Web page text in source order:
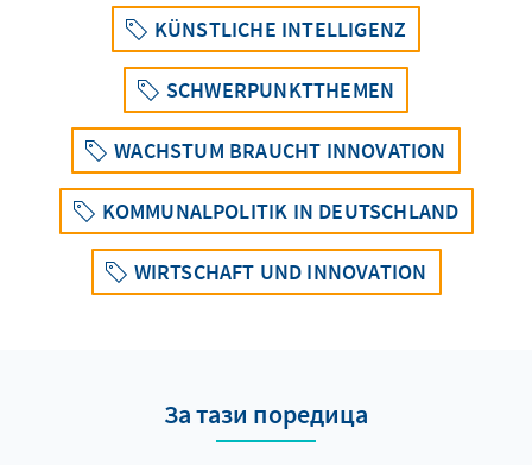
KÜNSTLICHE INTELLIGENZ
SCHWERPUNKTTHEMEN
WACHSTUM BRAUCHT INNOVATION
KOMMUNALPOLITIK IN DEUTSCHLAND
WIRTSCHAFT UND INNOVATION
За тази поредица